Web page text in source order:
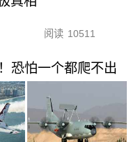
阅读 10511
恐怕一个都爬不出